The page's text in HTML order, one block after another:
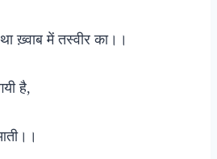
ख़्वाब में तस्वीर का।।
है,